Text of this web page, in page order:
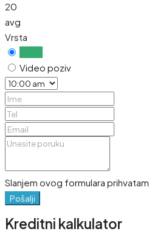
20
avg
Vrsta
Video poziv
Slanjem ovog formulara prihvatam
Pošalji
Kreditni kalkulator